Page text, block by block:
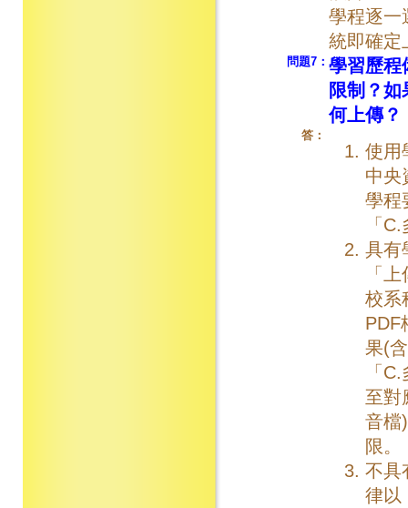
學程逐一
統即確定
問題7： 學習歷程
限制？
何上傳？
答：
使用
中央
學程
「
具有
「
校系
PDF
果(
「
至對
音檔
限。
不具
律以